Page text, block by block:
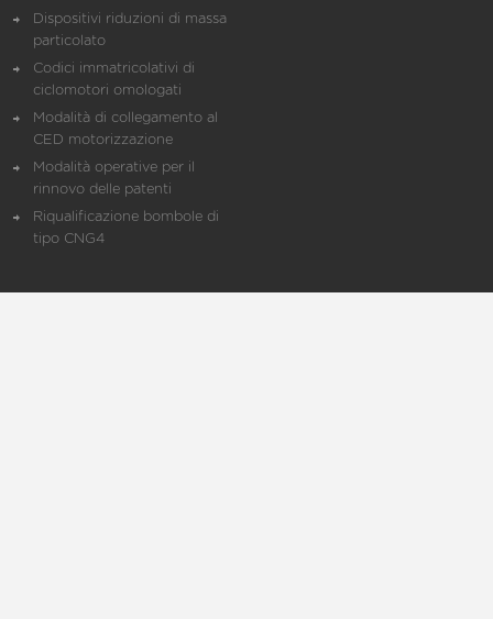
Dispositivi riduzioni di massa
particolato
Codici immatricolativi di
ciclomotori omologati
Modalità di collegamento al
CED motorizzazione
Modalità operative per il
rinnovo delle patenti
Riqualificazione bombole di
tipo CNG4